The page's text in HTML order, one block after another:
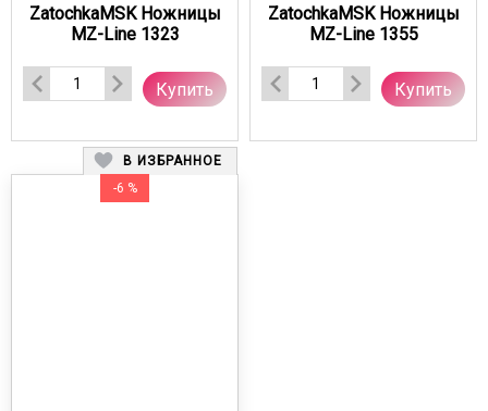
ZatochkaMSK Ножницы
MZ-Line 1323
Купить
ZatochkaMSK Ножницы
MZ-Line 1355
Купить
В ИЗБРАННОЕ
-6 %